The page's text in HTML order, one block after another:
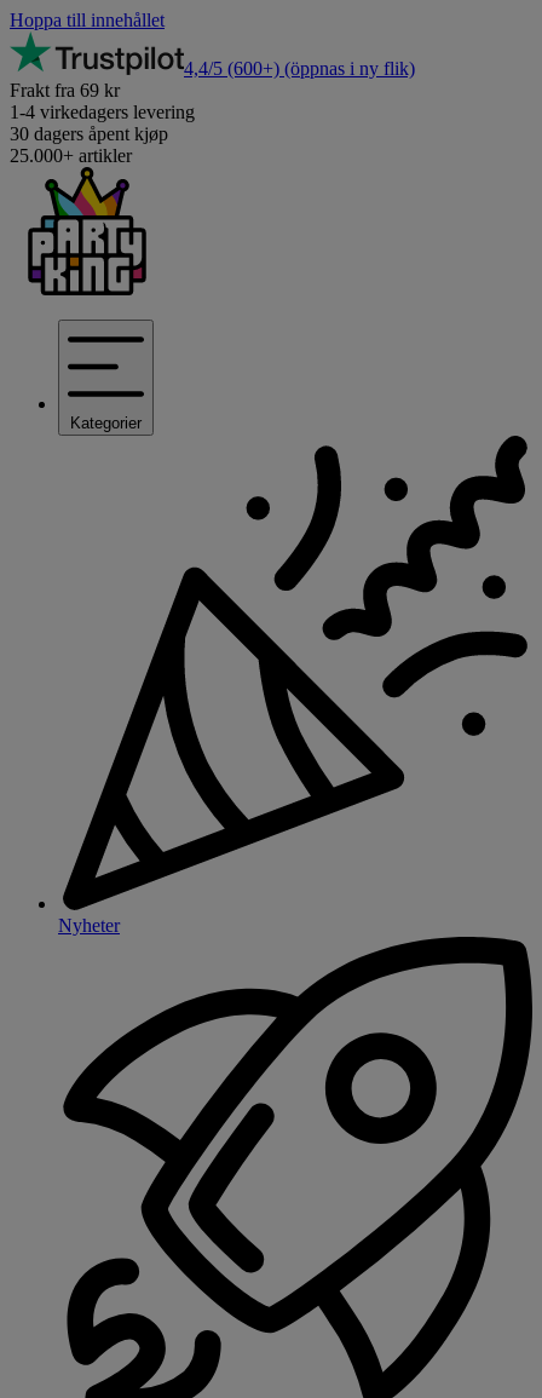
Hoppa till innehållet
4,4/5 (600+) (öppnas i ny flik)
Frakt fra 69 kr
1-4 virkedagers levering
30 dagers åpent kjøp
25.000+ artikler
Kategorier
Nyheter